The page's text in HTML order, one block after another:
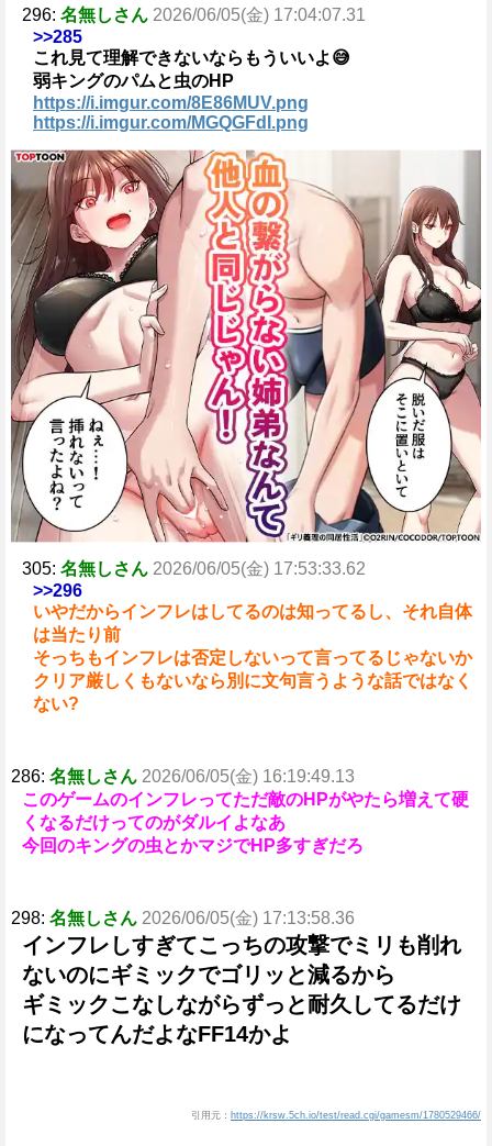
296: 名無しさん 2026/06/05(金) 17:04:07.31
>>285
これ見て理解できないならもういいよ😅
弱キングのパムと虫のHP
https://i.imgur.com/8E86MUV.png
https://i.imgur.com/MGQGFdI.png
305: 名無しさん 2026/06/05(金) 17:53:33.62
>>296
いやだからインフレはしてるのは知ってるし、それ自体
は当たり前
そっちもインフレは否定しないって言ってるじゃないか
クリア厳しくもないなら別に文句言うような話ではなく
ない?
286: 名無しさん 2026/06/05(金) 16:19:49.13
このゲームのインフレってただ敵のHPがやたら増えて硬
くなるだけってのがダルイよなあ
今回のキングの虫とかマジでHP多すぎだろ
298: 名無しさん 2026/06/05(金) 17:13:58.36
インフレしすぎてこっちの攻撃でミリも削れ
ないのにギミックでゴリッと減るから
ギミックこなしながらずっと耐久してるだけ
になってんだよなFF14かよ
引用元： https://krsw.5ch.io/test/read.cgi/gamesm/1780529466/